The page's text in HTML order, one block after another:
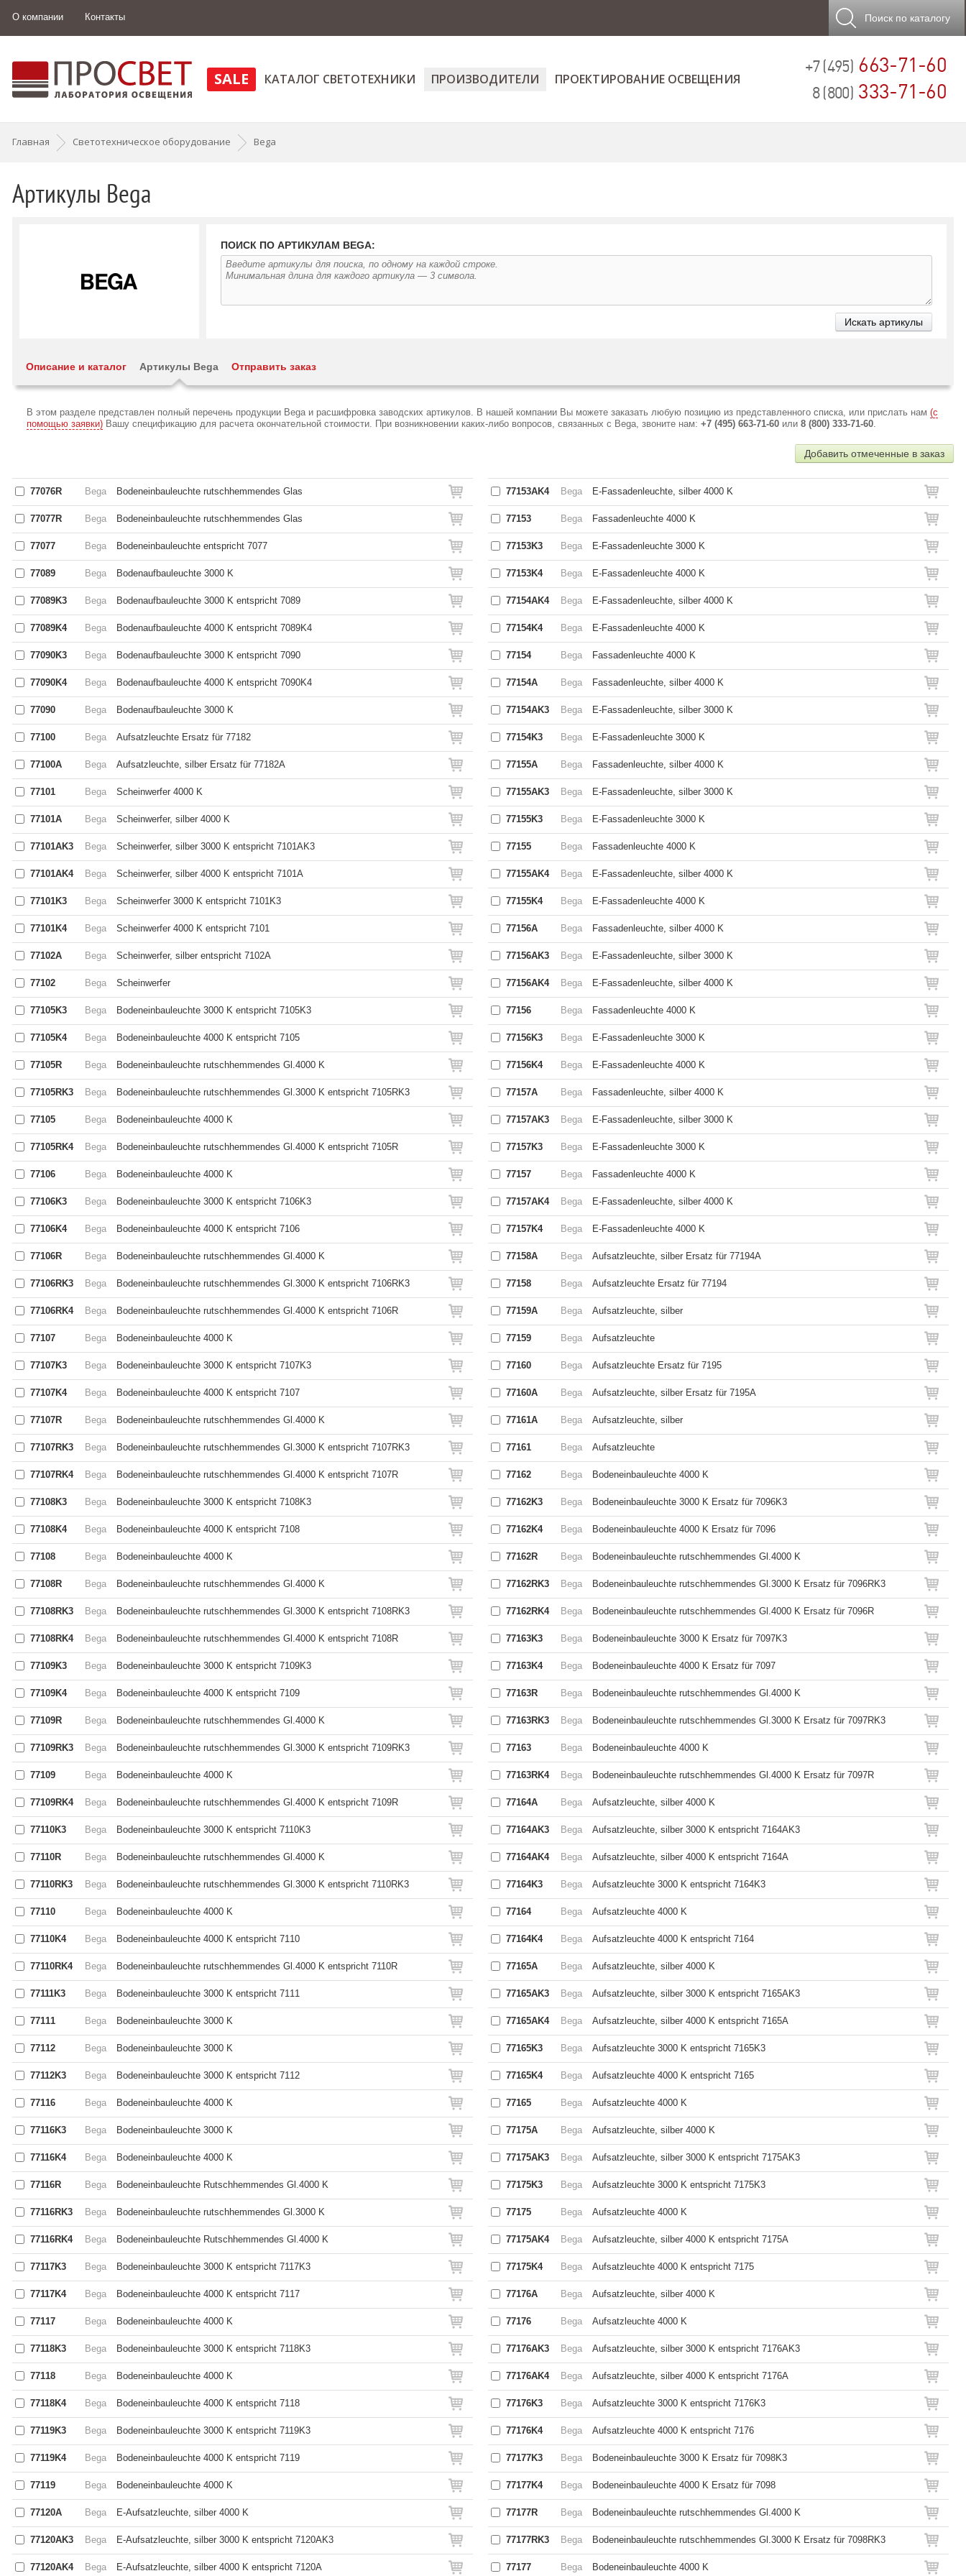
О компании Контакты Поиск по каталогу
+7 (495) 663-71-60
8 (800) 333-71-60
SALE КАТАЛОГ СВЕТОТЕХНИКИ ПРОИЗВОДИТЕЛИ ПРОЕКТИРОВАНИЕ ОСВЕЩЕНИЯ
Главная Светотехническое оборудование Bega
Артикулы Bega
ПОИСК ПО АРТИКУЛАМ BEGA:
Описание и каталог Артикулы Bega Отправить заказ
В этом разделе представлен полный перечень продукции Bega и расшифровка заводских артикулов. В нашей компании Вы можете заказать любую позицию из представленного списка, или прислать нам (с
помощью заявки) Вашу спецификацию для расчета окончательной стоимости. При возникновении каких-либо вопросов, связанных с Bega, звоните нам: +7 (495) 663-71-60 или 8 (800) 333-71-60.
Добавить отмеченные в заказ
77076R Bega Bodeneinbauleuchte rutschhemmendes Glas
77077R Bega Bodeneinbauleuchte rutschhemmendes Glas
77077 Bega Bodeneinbauleuchte entspricht 7077
77089 Bega Bodenaufbauleuchte 3000 K
77089K3 Bega Bodenaufbauleuchte 3000 K entspricht 7089
77089K4 Bega Bodenaufbauleuchte 4000 K entspricht 7089K4
77090K3 Bega Bodenaufbauleuchte 3000 K entspricht 7090
77090K4 Bega Bodenaufbauleuchte 4000 K entspricht 7090K4
77090 Bega Bodenaufbauleuchte 3000 K
77100 Bega Aufsatzleuchte Ersatz für 77182
77100A Bega Aufsatzleuchte, silber Ersatz für 77182A
77101 Bega Scheinwerfer 4000 K
77101A Bega Scheinwerfer, silber 4000 K
77101AK3 Bega Scheinwerfer, silber 3000 K entspricht 7101AK3
77101AK4 Bega Scheinwerfer, silber 4000 K entspricht 7101A
77101K3 Bega Scheinwerfer 3000 K entspricht 7101K3
77101K4 Bega Scheinwerfer 4000 K entspricht 7101
77102A Bega Scheinwerfer, silber entspricht 7102A
77102 Bega Scheinwerfer
77105K3 Bega Bodeneinbauleuchte 3000 K entspricht 7105K3
77105K4 Bega Bodeneinbauleuchte 4000 K entspricht 7105
77105R Bega Bodeneinbauleuchte rutschhemmendes Gl.4000 K
77105RK3 Bega Bodeneinbauleuchte rutschhemmendes Gl.3000 K entspricht 7105RK3
77105 Bega Bodeneinbauleuchte 4000 K
77105RK4 Bega Bodeneinbauleuchte rutschhemmendes Gl.4000 K entspricht 7105R
77106 Bega Bodeneinbauleuchte 4000 K
77106K3 Bega Bodeneinbauleuchte 3000 K entspricht 7106K3
77106K4 Bega Bodeneinbauleuchte 4000 K entspricht 7106
77106R Bega Bodeneinbauleuchte rutschhemmendes Gl.4000 K
77106RK3 Bega Bodeneinbauleuchte rutschhemmendes Gl.3000 K entspricht 7106RK3
77106RK4 Bega Bodeneinbauleuchte rutschhemmendes Gl.4000 K entspricht 7106R
77107 Bega Bodeneinbauleuchte 4000 K
77107K3 Bega Bodeneinbauleuchte 3000 K entspricht 7107K3
77107K4 Bega Bodeneinbauleuchte 4000 K entspricht 7107
77107R Bega Bodeneinbauleuchte rutschhemmendes Gl.4000 K
77107RK3 Bega Bodeneinbauleuchte rutschhemmendes Gl.3000 K entspricht 7107RK3
77107RK4 Bega Bodeneinbauleuchte rutschhemmendes Gl.4000 K entspricht 7107R
77108K3 Bega Bodeneinbauleuchte 3000 K entspricht 7108K3
77108K4 Bega Bodeneinbauleuchte 4000 K entspricht 7108
77108 Bega Bodeneinbauleuchte 4000 K
77108R Bega Bodeneinbauleuchte rutschhemmendes Gl.4000 K
77108RK3 Bega Bodeneinbauleuchte rutschhemmendes Gl.3000 K entspricht 7108RK3
77108RK4 Bega Bodeneinbauleuchte rutschhemmendes Gl.4000 K entspricht 7108R
77109K3 Bega Bodeneinbauleuchte 3000 K entspricht 7109K3
77109K4 Bega Bodeneinbauleuchte 4000 K entspricht 7109
77109R Bega Bodeneinbauleuchte rutschhemmendes Gl.4000 K
77109RK3 Bega Bodeneinbauleuchte rutschhemmendes Gl.3000 K entspricht 7109RK3
77109 Bega Bodeneinbauleuchte 4000 K
77109RK4 Bega Bodeneinbauleuchte rutschhemmendes Gl.4000 K entspricht 7109R
77110K3 Bega Bodeneinbauleuchte 3000 K entspricht 7110K3
77110R Bega Bodeneinbauleuchte rutschhemmendes Gl.4000 K
77110RK3 Bega Bodeneinbauleuchte rutschhemmendes Gl.3000 K entspricht 7110RK3
77110 Bega Bodeneinbauleuchte 4000 K
77110K4 Bega Bodeneinbauleuchte 4000 K entspricht 7110
77110RK4 Bega Bodeneinbauleuchte rutschhemmendes Gl.4000 K entspricht 7110R
77111K3 Bega Bodeneinbauleuchte 3000 K entspricht 7111
77111 Bega Bodeneinbauleuchte 3000 K
77112 Bega Bodeneinbauleuchte 3000 K
77112K3 Bega Bodeneinbauleuchte 3000 K entspricht 7112
77116 Bega Bodeneinbauleuchte 4000 K
77116K3 Bega Bodeneinbauleuchte 3000 K
77116K4 Bega Bodeneinbauleuchte 4000 K
77116R Bega Bodeneinbauleuchte Rutschhemmendes Gl.4000 K
77116RK3 Bega Bodeneinbauleuchte rutschhemmendes Gl.3000 K
77116RK4 Bega Bodeneinbauleuchte Rutschhemmendes Gl.4000 K
77117K3 Bega Bodeneinbauleuchte 3000 K entspricht 7117K3
77117K4 Bega Bodeneinbauleuchte 4000 K entspricht 7117
77117 Bega Bodeneinbauleuchte 4000 K
77118K3 Bega Bodeneinbauleuchte 3000 K entspricht 7118K3
77118 Bega Bodeneinbauleuchte 4000 K
77118K4 Bega Bodeneinbauleuchte 4000 K entspricht 7118
77119K3 Bega Bodeneinbauleuchte 3000 K entspricht 7119K3
77119K4 Bega Bodeneinbauleuchte 4000 K entspricht 7119
77119 Bega Bodeneinbauleuchte 4000 K
77120A Bega E-Aufsatzleuchte, silber 4000 K
77120AK3 Bega E-Aufsatzleuchte, silber 3000 K entspricht 7120AK3
77120AK4 Bega E-Aufsatzleuchte, silber 4000 K entspricht 7120A
77153AK4 Bega E-Fassadenleuchte, silber 4000 K
77153 Bega Fassadenleuchte 4000 K
77153K3 Bega E-Fassadenleuchte 3000 K
77153K4 Bega E-Fassadenleuchte 4000 K
77154AK4 Bega E-Fassadenleuchte, silber 4000 K
77154K4 Bega E-Fassadenleuchte 4000 K
77154 Bega Fassadenleuchte 4000 K
77154A Bega Fassadenleuchte, silber 4000 K
77154AK3 Bega E-Fassadenleuchte, silber 3000 K
77154K3 Bega E-Fassadenleuchte 3000 K
77155A Bega Fassadenleuchte, silber 4000 K
77155AK3 Bega E-Fassadenleuchte, silber 3000 K
77155K3 Bega E-Fassadenleuchte 3000 K
77155 Bega Fassadenleuchte 4000 K
77155AK4 Bega E-Fassadenleuchte, silber 4000 K
77155K4 Bega E-Fassadenleuchte 4000 K
77156A Bega Fassadenleuchte, silber 4000 K
77156AK3 Bega E-Fassadenleuchte, silber 3000 K
77156AK4 Bega E-Fassadenleuchte, silber 4000 K
77156 Bega Fassadenleuchte 4000 K
77156K3 Bega E-Fassadenleuchte 3000 K
77156K4 Bega E-Fassadenleuchte 4000 K
77157A Bega Fassadenleuchte, silber 4000 K
77157AK3 Bega E-Fassadenleuchte, silber 3000 K
77157K3 Bega E-Fassadenleuchte 3000 K
77157 Bega Fassadenleuchte 4000 K
77157AK4 Bega E-Fassadenleuchte, silber 4000 K
77157K4 Bega E-Fassadenleuchte 4000 K
77158A Bega Aufsatzleuchte, silber Ersatz für 77194A
77158 Bega Aufsatzleuchte Ersatz für 77194
77159A Bega Aufsatzleuchte, silber
77159 Bega Aufsatzleuchte
77160 Bega Aufsatzleuchte Ersatz für 7195
77160A Bega Aufsatzleuchte, silber Ersatz für 7195A
77161A Bega Aufsatzleuchte, silber
77161 Bega Aufsatzleuchte
77162 Bega Bodeneinbauleuchte 4000 K
77162K3 Bega Bodeneinbauleuchte 3000 K Ersatz für 7096K3
77162K4 Bega Bodeneinbauleuchte 4000 K Ersatz für 7096
77162R Bega Bodeneinbauleuchte rutschhemmendes Gl.4000 K
77162RK3 Bega Bodeneinbauleuchte rutschhemmendes Gl.3000 K Ersatz für 7096RK3
77162RK4 Bega Bodeneinbauleuchte rutschhemmendes Gl.4000 K Ersatz für 7096R
77163K3 Bega Bodeneinbauleuchte 3000 K Ersatz für 7097K3
77163K4 Bega Bodeneinbauleuchte 4000 K Ersatz für 7097
77163R Bega Bodeneinbauleuchte rutschhemmendes Gl.4000 K
77163RK3 Bega Bodeneinbauleuchte rutschhemmendes Gl.3000 K Ersatz für 7097RK3
77163 Bega Bodeneinbauleuchte 4000 K
77163RK4 Bega Bodeneinbauleuchte rutschhemmendes Gl.4000 K Ersatz für 7097R
77164A Bega Aufsatzleuchte, silber 4000 K
77164AK3 Bega Aufsatzleuchte, silber 3000 K entspricht 7164AK3
77164AK4 Bega Aufsatzleuchte, silber 4000 K entspricht 7164A
77164K3 Bega Aufsatzleuchte 3000 K entspricht 7164K3
77164 Bega Aufsatzleuchte 4000 K
77164K4 Bega Aufsatzleuchte 4000 K entspricht 7164
77165A Bega Aufsatzleuchte, silber 4000 K
77165AK3 Bega Aufsatzleuchte, silber 3000 K entspricht 7165AK3
77165AK4 Bega Aufsatzleuchte, silber 4000 K entspricht 7165A
77165K3 Bega Aufsatzleuchte 3000 K entspricht 7165K3
77165K4 Bega Aufsatzleuchte 4000 K entspricht 7165
77165 Bega Aufsatzleuchte 4000 K
77175A Bega Aufsatzleuchte, silber 4000 K
77175AK3 Bega Aufsatzleuchte, silber 3000 K entspricht 7175AK3
77175K3 Bega Aufsatzleuchte 3000 K entspricht 7175K3
77175 Bega Aufsatzleuchte 4000 K
77175AK4 Bega Aufsatzleuchte, silber 4000 K entspricht 7175A
77175K4 Bega Aufsatzleuchte 4000 K entspricht 7175
77176A Bega Aufsatzleuchte, silber 4000 K
77176 Bega Aufsatzleuchte 4000 K
77176AK3 Bega Aufsatzleuchte, silber 3000 K entspricht 7176AK3
77176AK4 Bega Aufsatzleuchte, silber 4000 K entspricht 7176A
77176K3 Bega Aufsatzleuchte 3000 K entspricht 7176K3
77176K4 Bega Aufsatzleuchte 4000 K entspricht 7176
77177K3 Bega Bodeneinbauleuchte 3000 K Ersatz für 7098K3
77177K4 Bega Bodeneinbauleuchte 4000 K Ersatz für 7098
77177R Bega Bodeneinbauleuchte rutschhemmendes Gl.4000 K
77177RK3 Bega Bodeneinbauleuchte rutschhemmendes Gl.3000 K Ersatz für 7098RK3
77177 Bega Bodeneinbauleuchte 4000 K